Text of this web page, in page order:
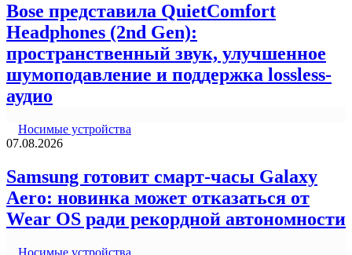
Bose представила QuietComfort
Headphones (2nd Gen):
пространственный звук, улучшенное
шумоподавление и поддержка lossless-
аудио
Носимые устройства
07.08.2026
Samsung готовит смарт-часы Galaxy
Aero: новинка может отказаться от
Wear OS ради рекордной автономности
Носимые устройства